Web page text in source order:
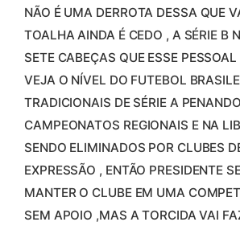
NÃO É UMA DERROTA DESSA QUE
TOALHA AINDA É CEDO , A SÉRIE B
SETE CABEÇAS QUE ESSE
VEJA O NÍVEL DO FUTEBOL
TRADICIONAIS DE SÉRIE A
CAMPEONATOS REGIONAIS E NA
SENDO ELIMINADOS POR CLUBES
EXPRESSÃO , ENTÃO PRESIDENTE
MANTER O CLUBE EM UMA
SEM APOIO ,MAS A TORCIDA VAI